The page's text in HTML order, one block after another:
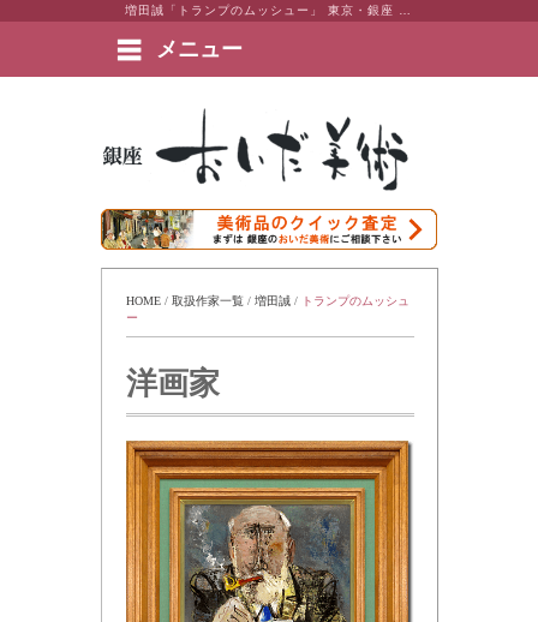
メニュー
絵画など美術品の販売と買取 | 東京・銀座 おいだ美術
HOME / 取扱作家一覧 / 増田誠 / トランプのムッシュ
ー
洋画家